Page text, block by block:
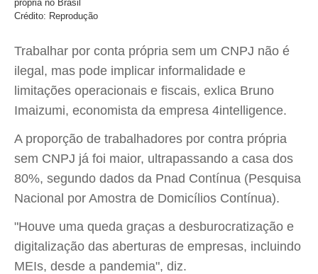
própria no Brasil
Crédito: Reprodução
Trabalhar por conta própria sem um CNPJ não é
ilegal, mas pode implicar informalidade e
limitações operacionais e fiscais, exlica Bruno
Imaizumi, economista da empresa 4intelligence.
A proporção de trabalhadores por contra própria
sem CNPJ já foi maior, ultrapassando a casa dos
80%, segundo dados da Pnad Contínua (Pesquisa
Nacional por Amostra de Domicílios Contínua).
"Houve uma queda graças a desburocratização e
digitalização das aberturas de empresas, incluindo
MEIs, desde a pandemia", diz.